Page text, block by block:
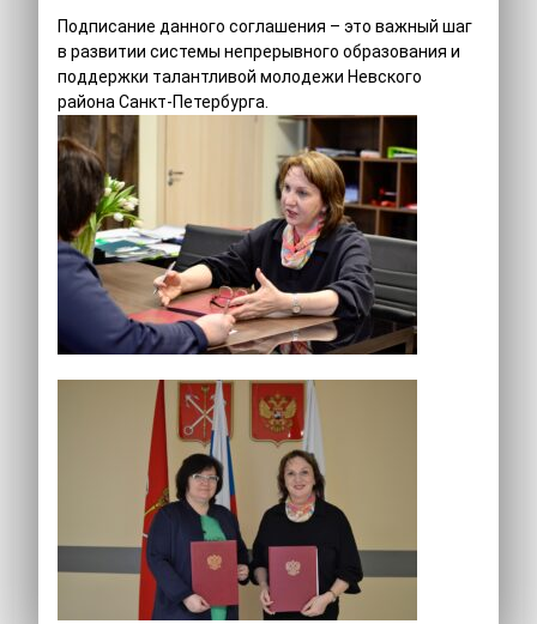
Подписание данного соглашения – это важный шаг
в развитии системы непрерывного образования и
поддержки талантливой молодежи Невского
района Санкт-Петербурга.